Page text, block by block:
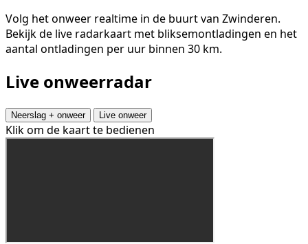
Volg het onweer realtime in de buurt van Zwinderen.
Bekijk de live radarkaart met bliksemontladingen en het
aantal ontladingen per uur binnen 30 km.
Live onweerradar
Neerslag + onweer Live onweer
Klik om de kaart te bedienen